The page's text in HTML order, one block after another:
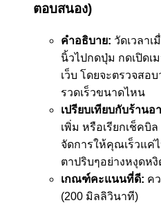
ตอบสนอง)
คำอธิบาย: วัดเวลา
นิ้วไปกดปุ่ม กดเปิด
เว็บ โดยจะตรวจสอ
รวดเร็วขนาดไหน
เปรียบเทียบกับร้านอ
เพิ่ม หรือเรียกเช็คบิ
จัดการให้คุณเร็วแค่
ตาปริบๆอย่างหงุดหงิ
เกณฑ์คะแนนที่ดี: ค
(200 มิลลิวินาที)